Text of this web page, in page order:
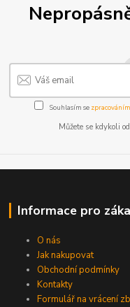
Souhlasím se
Můžete se kdykoli
Informace pro
O nás
Jak nakupovat
Obchodní podmínky
Kontakty
Formulář na vrácení